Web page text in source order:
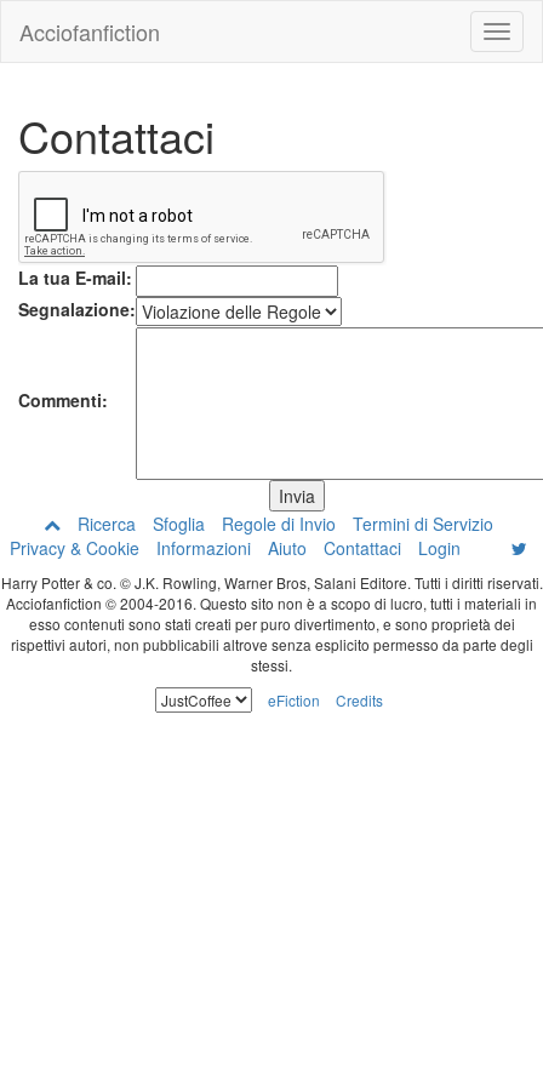
Acciofanfiction
Contattaci
La tua E-mail:
Segnalazione:
Commenti:
Ricerca Sfoglia Regole di Invio
Termini di Servizio
Privacy & Cookie
Informazioni Aiuto Contattaci Login
Harry Potter & co. © J.K. Rowling, Warner Bros, Salani Editore. Tutti i diritti riservati.
Acciofanfiction © 2004-2016. Questo sito non è a scopo di lucro, tutti i materiali in
esso contenuti sono stati creati per puro divertimento, e sono proprietà dei
rispettivi autori, non pubblicabili altrove senza esplicito permesso da parte degli
stessi.
eFiction
Credits